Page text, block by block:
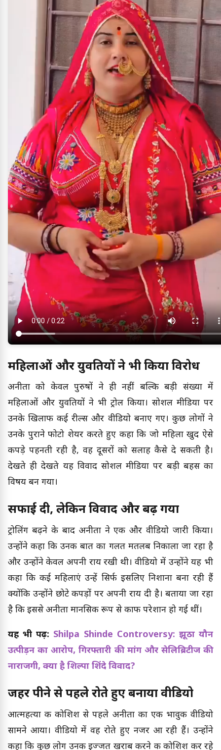
महिलाओं और युवतियों ने भी किया विरोध
अनीता को केवल पुरुषों ने ही नहीं बल्कि बड़ी संख्या में
महिलाओं और युवतियों ने भी ट्रोल किया। सोशल मीडिया पर
उनके खिलाफ कई रील्स और वीडियो बनाए गए। कुछ लोगों ने
उनके पुराने फोटो शेयर करते हुए कहा कि जो महिला खुद ऐसे
कपड़े पहनती रही है, वह दूसरों को सलाह कैसे दे सकती है।
देखते ही देखते यह विवाद सोशल मीडिया पर बड़ी बहस का
विषय बन गया।
सफाई दी, लेकिन विवाद और बढ़ गया
ट्रोलिंग बढ़ने के बाद अनीता ने एक और वीडियो जारी किया।
उन्होंने कहा कि उनकी बात का गलत मतलब निकाला जा रहा है
और उन्होंने केवल अपनी राय रखी थी। वीडियो में उन्होंने यह भी
कहा कि कई महिलाएं उन्हें सिर्फ इसलिए निशाना बना रही हैं
क्योंकि उन्होंने छोटे कपड़ों पर अपनी राय दी है। बताया जा रहा
है कि इससे अनीता मानसिक रूप से काफी परेशान हो गई थीं।
यह भी पढ़ें: Shilpa Shinde Controversy: झूठा यौन
उत्पीड़न का आरोप, गिरफ्तारी की मांग और सेलिब्रिटीज की
नाराजगी, क्या है शिल्पा शिंदे विवाद?
जहर पीने से पहले रोते हुए बनाया वीडियो
आत्महत्या की कोशिश से पहले अनीता का एक भावुक वीडियो
सामने आया। वीडियो में वह रोते हुए नजर आ रही हैं। उन्होंने
कहा कि कुछ लोग उनकी इज्जत खराब करने की कोशिश कर रहे